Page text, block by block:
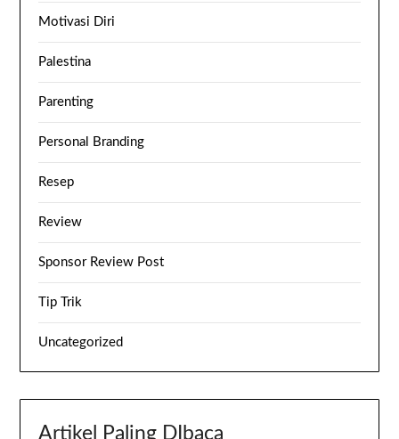
Motivasi Diri
Palestina
Parenting
Personal Branding
Resep
Review
Sponsor Review Post
Tip Trik
Uncategorized
Artikel Paling DIbaca